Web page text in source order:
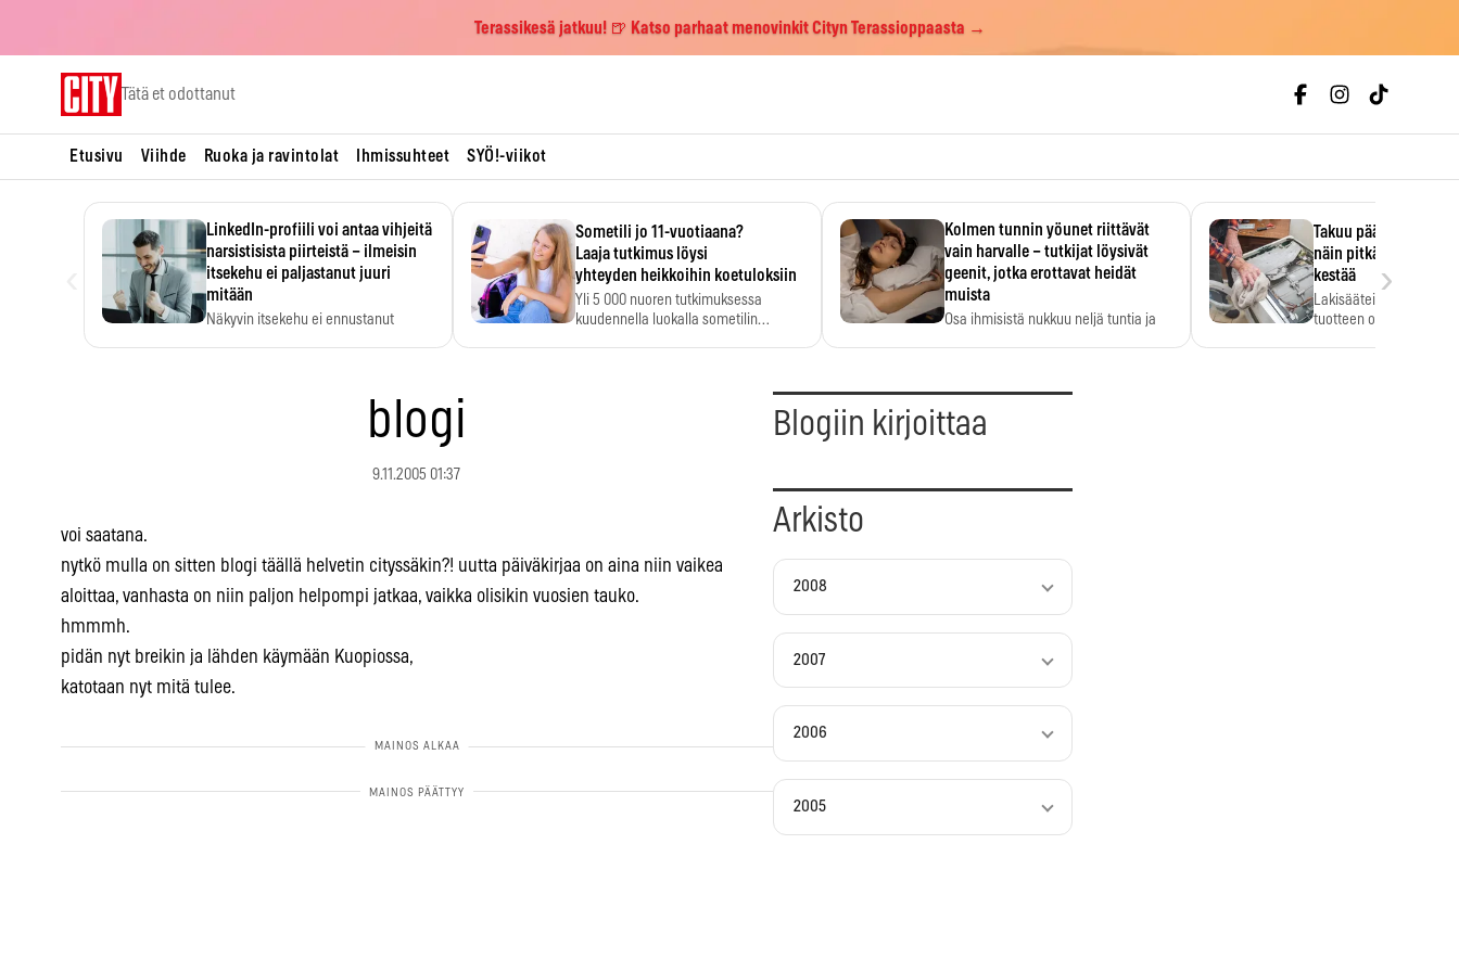
Terassikesä jatkuu! 🍺 Katso parhaat menovinkit Cityn Terassioppaasta →
Tätä et odottanut
Etusivu Viihde Ruoka ja ravintolat Ihmissuhteet SYÖ!-viikot
LinkedIn-profiili voi antaa vihjeitä
narsistisista piirteistä – ilmeisin
itsekehu ei paljastanut juuri
mitään
Näkyvin itsekehu ei ennustanut
Sometili jo 11-vuotiaana?
Laaja tutkimus löysi
yhteyden heikkoihin koetuloksiin
Yli 5 000 nuoren tutkimuksessa
kuudennella luokalla sometilin…
Kolmen tunnin yöunet riittävät
vain harvalle – tutkijat löysivät
geenit, jotka erottavat heidät
muista
Osa ihmisistä nukkuu neljä tuntia ja
Takuu päättyi,
näin pitkään
kestää
Lakisääteinen
tuotteen oletetun
›
blogi
9.11.2005 01:37
voi saatana.
nytkö mulla on sitten blogi täällä helvetin cityssäkin?! uutta päiväkirjaa on aina niin vaikea
aloittaa, vanhasta on niin paljon helpompi jatkaa, vaikka olisikin vuosien tauko.
hmmmh.
pidän nyt breikin ja lähden käymään Kuopiossa,
katotaan nyt mitä tulee.
Blogiin kirjoittaa
Arkisto
2008
2007
2006
2005